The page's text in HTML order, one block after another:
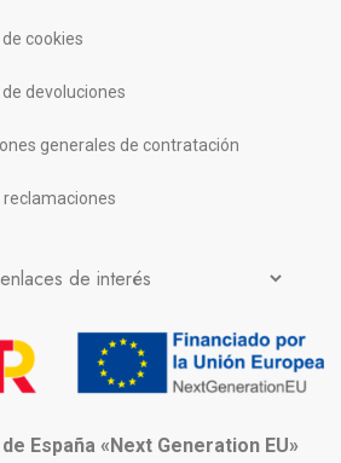
cookies
devoluciones
generales de contratación
reclamaciones
España «Next Generation EU»